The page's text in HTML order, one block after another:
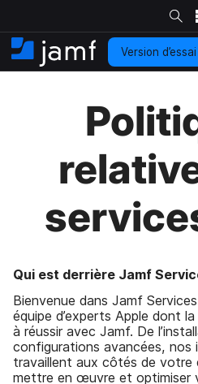
a
s
s
p
r
i
n
c
i
p
R
e
c
h
e
r
c
e
r
s
u
l
e
s
e
A
c
Version d’essai
Qui est derrière Jamf
Bienvenue dans Jamf
équipe d’experts Apple dont
à réussir avec Jamf. De
configurations avancées, nos
travaillent aux côtés de votre
mettre en œuvre et optimiser